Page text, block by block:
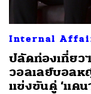
Internal
ปลัดท่องเที่ยว
วอลเลย์บอล
แข่งขันคู่ ‘แคน
SHARE